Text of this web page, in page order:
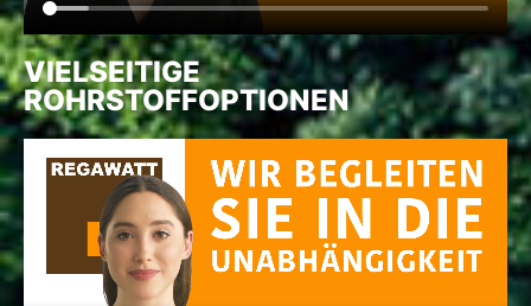
VIELSEITIGE
ROHRSTOFFOPTIONEN